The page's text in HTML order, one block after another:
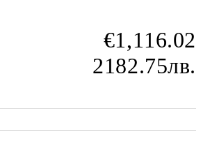
€1,116.02
2182.75лв.